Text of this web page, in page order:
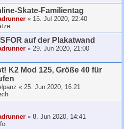
Skate-Familientag
« 15. Jul 2020, 22:40
auf der Plakatwand
« 29. Jun 2020, 21:00
K2 Mod 125, Größe 40 für
« 25. Jun 2020, 16:21
« 8. Jun 2020, 14:41